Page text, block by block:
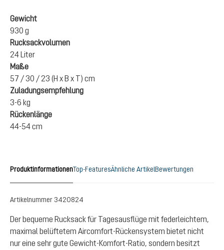
Gewicht
930 g
Rucksackvolumen
24 Liter
Maße
57 / 30 / 23 (H x B x T) cm
Zuladungsempfehlung
3-6 kg
Rückenlänge
44-54 cm
ProduktinformationenTop-FeaturesÄhnliche ArtikelBewertungen
Artikelnummer 3420824
Der bequeme Rucksack für Tagesausflüge mit federleichtem,
maximal belüftetem Aircomfort-Rückensystem bietet nicht
nur eine sehr gute Gewicht-Komfort-Ratio, sondern besitzt